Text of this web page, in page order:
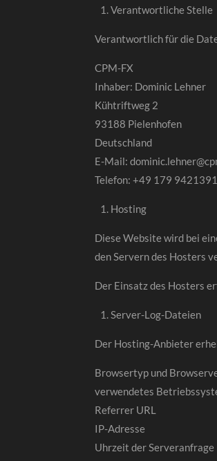
Verantwortliche Stelle
Verantwortlich für die
CPM-FX
Inhaber: Dominic Lehner
Kühtriftweg 2
93188 Pielenhofen
Deutschland
E-Mail:
Telefon: +49 179 9421391
Hosting
Diese Website wird bei
den Servern des Hosters
Der Einsatz des Hosters
Server-Log-Dateien
Der Hosting-Anbieter
Browsertyp und
verwendetes
Referrer URL
IP-Adresse
Uhrzeit der Serveranfrage